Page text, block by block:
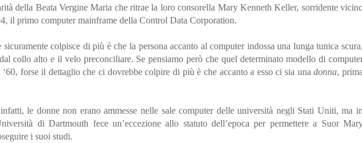
della Beata Vergine Maria che ritrae la loro consorella Mary Kenneth Keller, sorridente
il primo computer mainframe della Control Data Corporation.
colpisce di più è che la persona accanto al computer indossa una lunga tunica scura,
collo alto e il velo preconciliare. Se pensiamo però che quel determinato modello di
forse il dettaglio che ci dovrebbe colpire di più è che accanto a esso ci sia unadonna, prima
le donne non erano ammesse nelle sale computer delle università negli Stati Uniti, ma in
di Dartmouth fece un’eccezione allo statuto dell’epoca per permettere a Suor
i suoi studi.